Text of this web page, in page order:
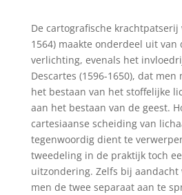
De cartografische krachtpatserij
1564) maakte onderdeel uit van
verlichting, evenals het
Descartes (1596-1650), dat
het bestaan van het stoffelijke
aan het bestaan van de geest.
cartesiaanse scheiding van
tegenwoordig dient te
tweedeling in de praktijk toch
uitzondering. Zelfs bij
men de twee separaat aan te